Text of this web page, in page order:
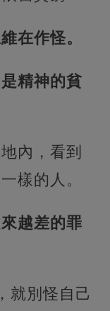
在作怪。
精神的貧
內，看到
樣的人。
越差的罪
就別怪自己